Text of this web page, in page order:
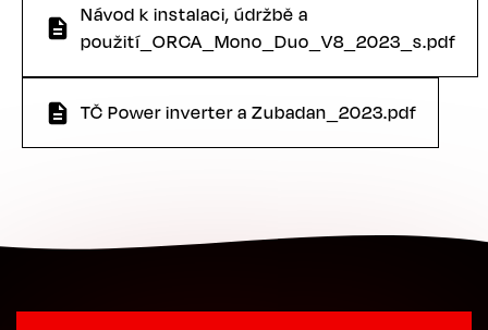
Návod k instalaci, údržbě a
použití_ORCA_Mono_Duo_V8_2023_s.pdf
TČ Power inverter a Zubadan_2023.pdf